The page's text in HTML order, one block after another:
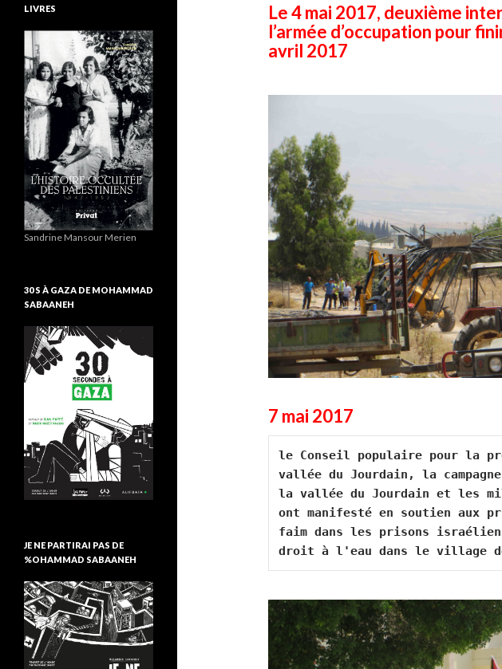
Le 4 mai 2017, deuxième
l’armée d’occupation pour
avril 2017
7 mai 2017
le Conseil populaire pour la
vallée du Jourdain, la
la vallée du Jourdain et les
ont manifesté en soutien aux
faim dans les prisons
LIVRES
Sandrine Mansour Merien
30 S À GAZA DE MOHAMMAD
SABAANEH
JE NE PARTIRAI PAS DE
%OHAMMAD SABAANEH